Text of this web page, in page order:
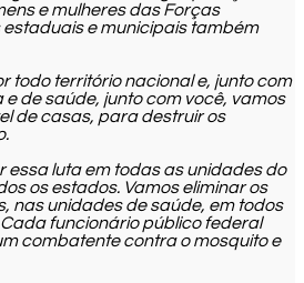
e mulheres das Forças
e municipais também
todo território nacional e, junto com
de saúde, junto com você, vamos
de casas, para destruir os
essa luta em todas as unidades do
os estados. Vamos eliminar os
nas unidades de saúde, em todos
funcionário público federal
combatente contra o mosquito e